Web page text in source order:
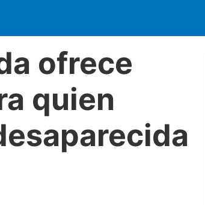
ofrece
quien